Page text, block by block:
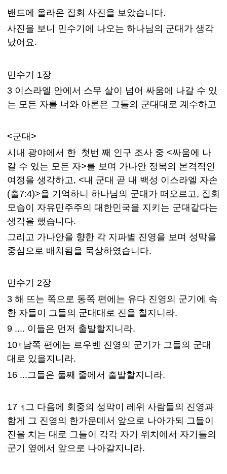
밴드에 올라온 집회 사진을 보았습니다.
사진을 보니 민수기에 나오는 하나님의 군대가 생각
났어요.
민수기 1장
3 이스라엘 안에서 스무 살이 넘어 싸움에 나갈 수 있
는 모든 자를 너와 아론은 그들의 군대대로 계수하고
<군대>
시내 광야에서 한 첫번 째 인구 조사 중 <싸움에 나
갈 수 있는 모든 자>를 보며 가나안 정복의 본격적인
여정을 생각하고, <내 군대 곧 내 백성 이스라엘 자손
(출7:4)>을 기억하니 하나님의 군대가 떠오르고, 집회
모습이 자유민주주의 대한민국을 지키는 군대같다는
생각을 했습니다.
그리고 가나안을 향한 각 지파별 진영을 보며 성막을
중심으로 배치됨을 묵상하였습니다.
민수기 2장
3 해 뜨는 쪽으로 동쪽 편에는 유다 진영의 군기에 속
한 자들이 그들의 군대대로 진을 칠지니라.
9 .... 이들은 먼저 출발할지니라.
10 ¶ 남쪽 편에는 르우벤 진영의 군기가 그들의 군대
대로 있을지니라.
16 ...그들은 둘째 줄에서 출발할지니라.
17 ¶ 그 다음에 회중의 성막이 레위 사람들의 진영과
함게 그 진영의 한가운데서 앞으로 나아가되 그들이
진을 치는 대로 그들이 각각 자기 위치에서 자기들의
군기 옆에서 앞으로 나아갈지니라.